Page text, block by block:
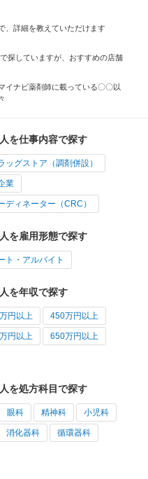
、詳細を教えていただけます
探していますが、おすすめの店舗
イナビ薬剤師に載っている〇〇以
を仕事内容で探す
ッグストア（調剤併設）
業
ディネーター（CRC）
を雇用形態で探す
ト・アルバイト
を年収で探す
円以上 450万円以上
円以上 650万円以上
を処方科目で探す
眼科 精神科 小児科
消化器科 循環器科